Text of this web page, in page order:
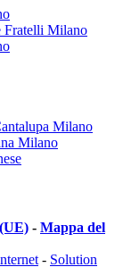
Fratelli Milano
Milano
Milano
- Mappa del
- Solution